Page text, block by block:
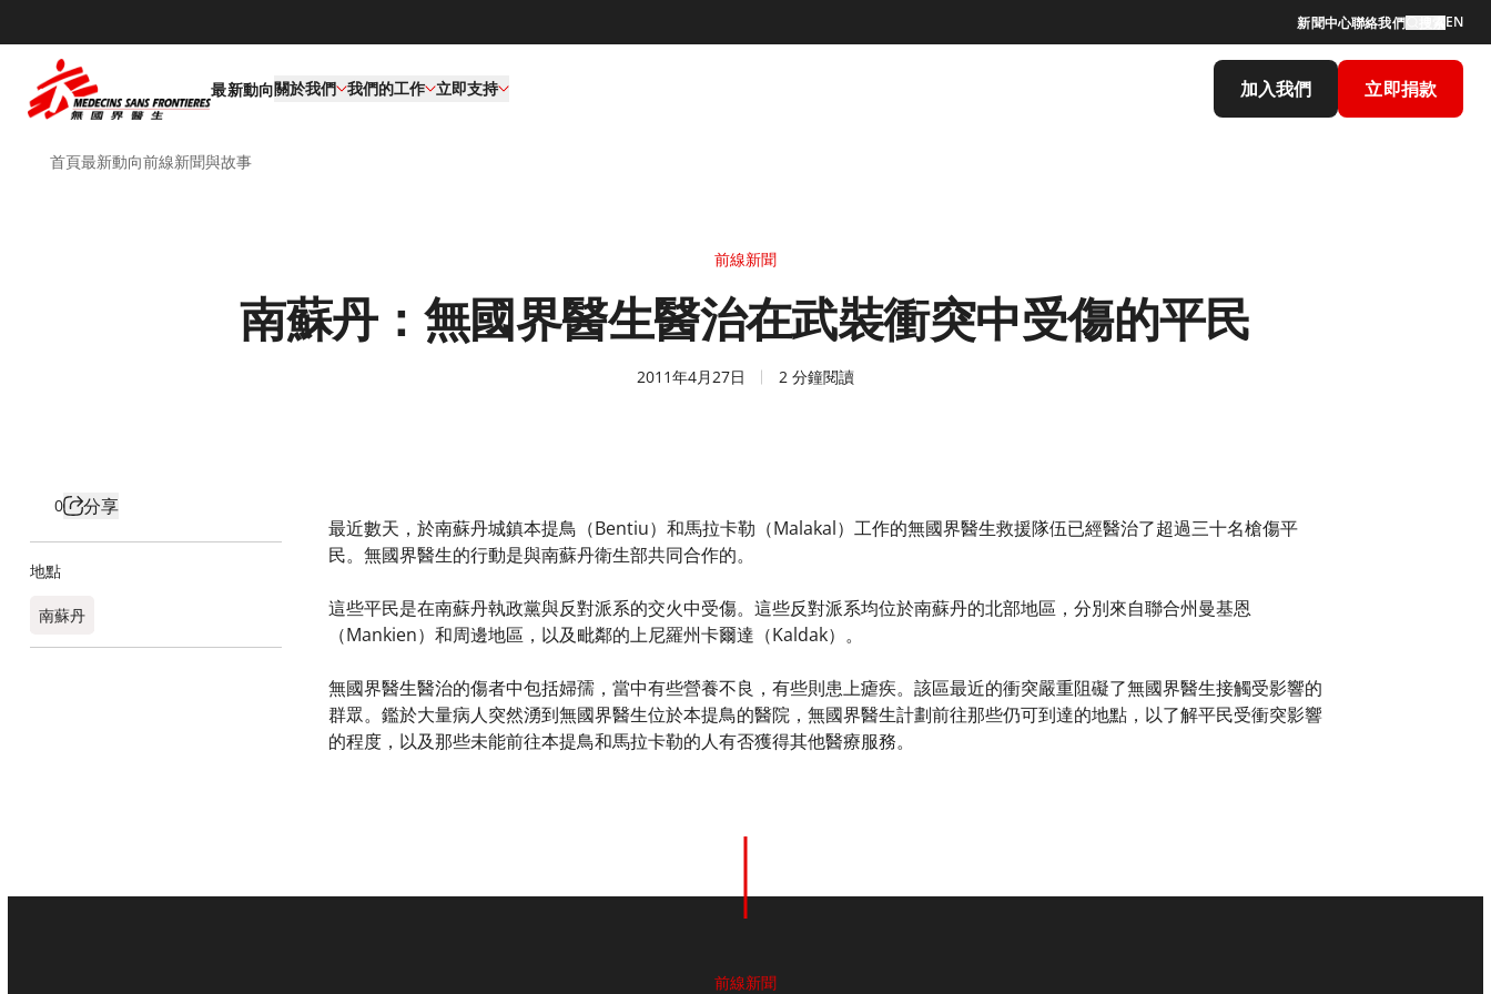
新聞中心聯絡我們 EN
最新動向關於我們 我們的工作​ 立即支持 加入我們 立即捐款
首頁最新動向前線新聞與故事
前線新聞
南蘇丹：無國界醫生醫治在武裝衝突中受傷的平民
2011年4月27日 2 分鐘閱讀
0 分享
地點
南蘇丹
最近數天，於南蘇丹城鎮本提鳥（Bentiu）和馬拉卡勒（Malakal）工作的無國界醫生救援隊伍已經醫治了超過三十名槍傷平
民。無國界醫生的行動是與南蘇丹衛生部共同合作的。
這些平民是在南蘇丹執政黨與反對派系的交火中受傷。這些反對派系均位於南蘇丹的北部地區，分別來自聯合州曼基恩
（Mankien）和周邊地區，以及毗鄰的上尼羅州卡爾達（Kaldak）。
無國界醫生醫治的傷者中包括婦孺，當中有些營養不良，有些則患上瘧疾。該區最近的衝突嚴重阻礙了無國界醫生接觸受影響的
群眾。鑑於大量病人突然湧到無國界醫生位於本提鳥的醫院，無國界醫生計劃前往那些仍可到達的地點，以了解平民受衝突影響
的程度，以及那些未能前往本提鳥和馬拉卡勒的人有否獲得其他醫療服務。
前線新聞